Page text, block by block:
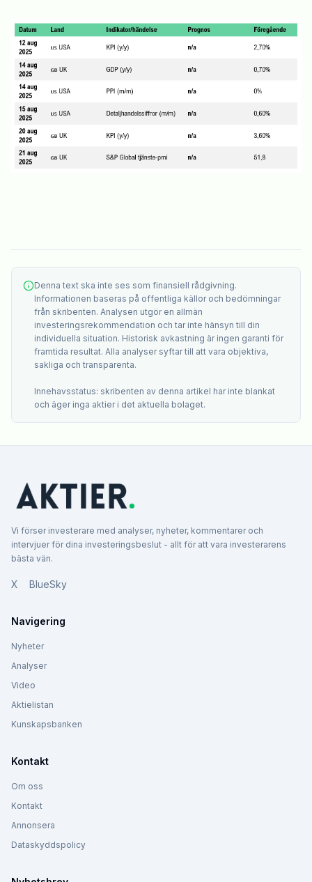
Denna text ska inte ses som finansiell rådgivning.
Informationen baseras på offentliga källor och bedömningar
från skribenten. Analysen utgör en allmän
investeringsrekommendation och tar inte hänsyn till din
individuella situation. Historisk avkastning är ingen garanti för
framtida resultat. Alla analyser syftar till att vara objektiva,
sakliga och transparenta.
Innehavsstatus: skribenten av denna artikel har inte blankat
och äger inga aktier i det aktuella bolaget.
Vi förser investerare med analyser, nyheter, kommentarer och
intervjuer för dina investeringsbeslut - allt för att vara investerarens
bästa vän.
X BlueSky
Navigering
Nyheter
Analyser
Video
Aktielistan
Kunskapsbanken
Kontakt
Om oss
Kontakt
Annonsera
Dataskyddspolicy